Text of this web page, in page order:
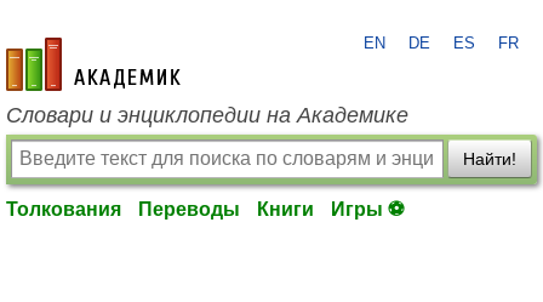
academic.ru
EN DE ES FR
Словари и энциклопедии на Академике
Найти!
Толкования Переводы Книги Игры ⚽